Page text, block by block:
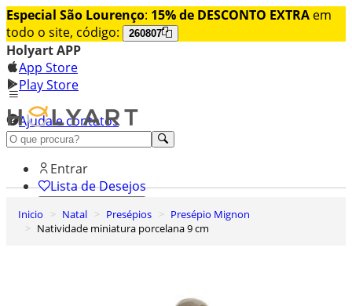
Especial São Lourenço: 15% de DESCONTO EXTRA em
todo o site, código:
260807
Holyart APP
App Store
Play Store
Ajuda e contatos
Conheça premium
Entrar
Lista de Desejos
Carrinho de Compras
Inicio Natal Presépios
Presépio Mignon
Natividade miniatura porcelana 9 cm